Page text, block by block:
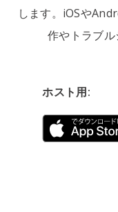
します。iOSや
作やトラブル
ホスト用: